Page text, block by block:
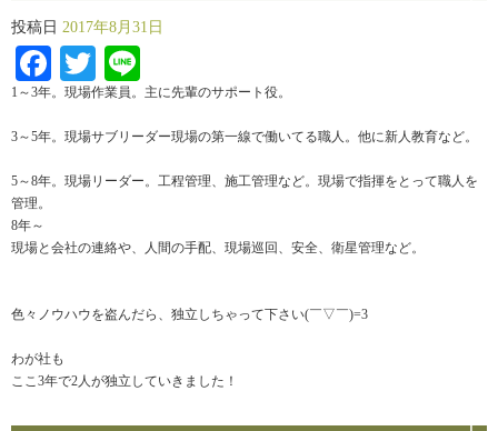
投稿日 2017年8月31日
Facebook
Twitter
1～3年。現場作業員。主に先輩のサポート役。
3～5年。現場サブリーダー現場の第一線で働いてる職人。他に新人教育など。
5～8年。現場リーダー。工程管理、施工管理など。現場で指揮をとって職人を
管理。
8年～
現場と会社の連絡や、人間の手配、現場巡回、安全、衛星管理など。
色々ノウハウを盗んだら、独立しちゃって下さい(￣▽￣)=3
わが社も
ここ3年で2人が独立していきました！